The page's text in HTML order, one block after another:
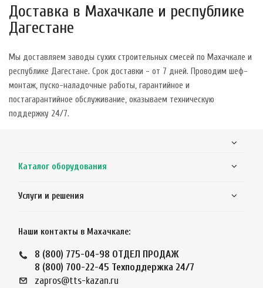
Доставка в Махачкале и республике
Дагестане
Мы доставляем заводы сухих строительных смесей по Махачкале и
республике Дагестане. Срок доставки - от 7 дней. Проводим шеф-
монтаж, пуско-наладочные работы, гарантийное и
постагарантийное обслуживание, оказываем техническую
поддержку 24/7.
Каталог оборудования
Услуги и решения
Наши контакты в Махачкале:
8 (800) 775-04-98 ОТДЕЛ ПРОДАЖ
8 (800) 700-22-45 Техподдержка 24/7
zapros@tts-kazan.ru